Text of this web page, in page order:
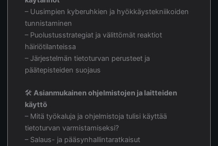
– Uusimpien kyberuhkien ja hyökkäystekniikoiden
tunnistaminen
– Puolustusstrategiat ja välittömät reaktiot
häiriötilanteissa
– Järjestelmän tietoturvan perusteet ja
päätepisteiden suojaus
🛠 Asianmukainen ohjelmistojen ja laitteiden
käyttö
– Mitä työkaluja ja ohjelmistoja tulisi käyttää
tietoturvan varmistamiseksi?
– Salaus- ja pääsynhallintaratkaisut